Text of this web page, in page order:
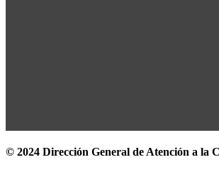
© 2024 Dirección General de Atención a la